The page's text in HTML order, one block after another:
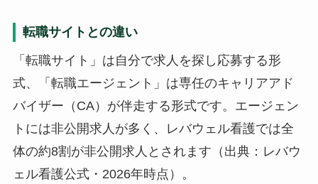
転職サイトとの違い
「転職サイト」は自分で求人を探し応募する形
式、「転職エージェント」は専任のキャリアアド
バイザー（CA）が伴走する形式です。エージェン
トには非公開求人が多く、レバウェル看護では全
体の約8割が非公開求人とされます（出典：レバウ
ェル看護公式・2026年時点）。